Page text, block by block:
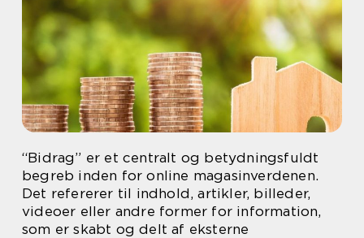
“Bidrag” er et centralt og betydningsfuldt
begreb inden for online magasinverdenen.
Det refererer til indhold, artikler, billeder,
videoer eller andre former for information,
som er skabt og delt af eksterne